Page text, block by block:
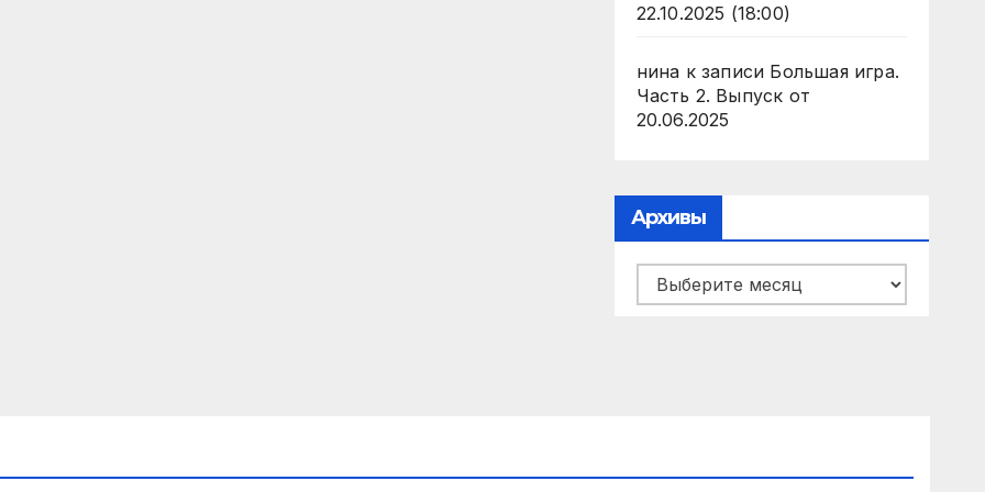
22.10.2025 (18:00)
нина к записи Большая игра.
Часть 2. Выпуск от
20.06.2025
Архивы
Архивы